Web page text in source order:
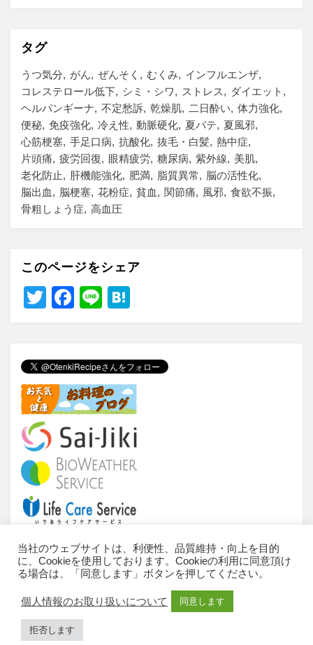
タグ
うつ気分 がん ぜんそく むくみ
インフルエンザ
コレステロール低下
シミ・シワ ストレス
ダイエット
ヘルパンギーナ
不定愁訴 乾燥肌 二日酔い
体力強化
便秘 免疫強化 冷え性 動脈硬化 夏バテ
夏風邪
心筋梗塞 手足口病 抗酸化 抜毛・白髪 熱中症
片頭痛
疲労回復 眼精疲労 糖尿病 紫外線
美肌
老化防止
肝機能強化 肥満 脂質異常
脳の活性化
脳出血
脳梗塞 花粉症 貧血 関節痛 風邪 食欲不振
骨粗しょう症
高血圧
このページをシェア
T
er
F
e
b
o
o
k
Li
n
a
当サイトについて ご利用条件
推奨環境
個人情報のお取扱いについて
お問い合わせ
サイトマップ
All Rights Reserved, Copyright © 2010-2023 IDEA
当社のウェブサイトは、利便性、品質維持・向上を目的
に、Cookieを使用しております。Cookieの利用に同意頂け
る場合は、「同意します」ボタンを押してください。
個人情報のお取り扱いについて 同意します
拒否します